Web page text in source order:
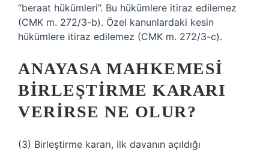
“beraat hükümleri”. Bu hükümlere itiraz edilemez
(CMK m. 272/3-b). Özel kanunlardaki kesin
hükümlere itiraz edilemez (CMK m. 272/3-c).
ANAYASA MAHKEMESI
BIRLEŞTIRME KARARI
VERIRSE NE OLUR?
(3) Birleştirme kararı, ilk davanın açıldığı